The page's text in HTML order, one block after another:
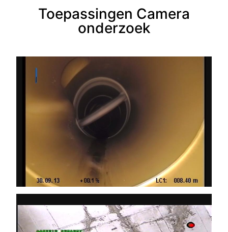
Toepassingen Camera
onderzoek